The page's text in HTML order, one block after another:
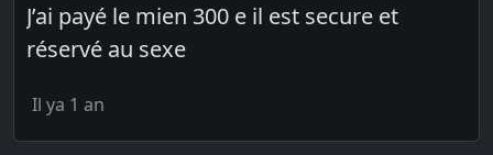
J’ai payé le mien 300 e il est secure et
réservé au sexe
Il ya 1 an